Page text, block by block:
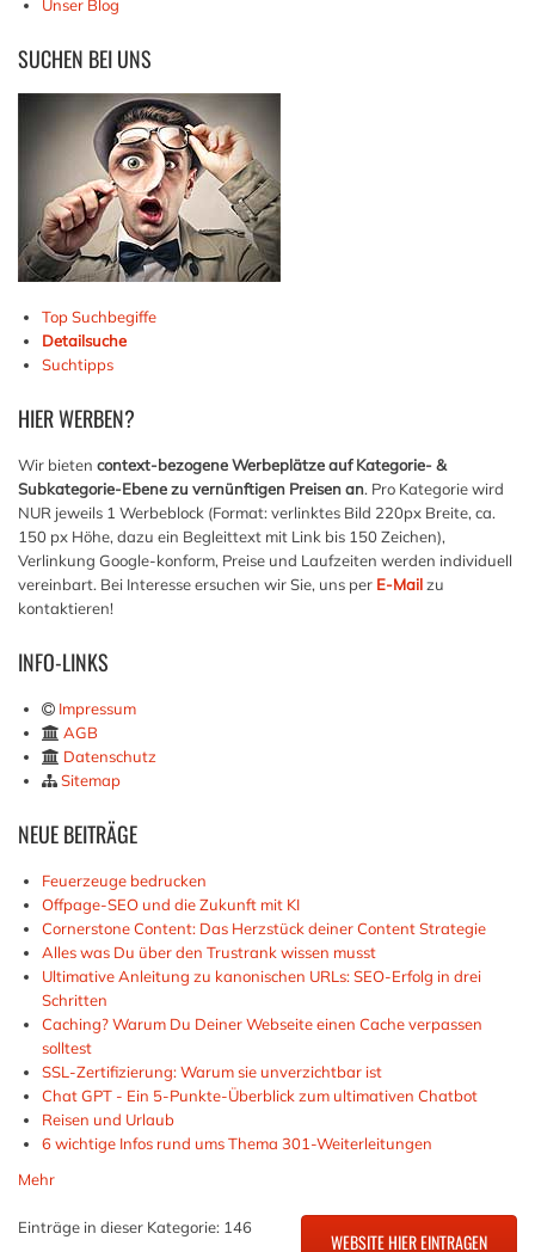
Unser Blog
SUCHEN BEI UNS
Top Suchbegiffe
Detailsuche
Suchtipps
HIERWERBEN?
Wir bieten context-bezogene Werbeplätze auf Kategorie- &
Subkategorie-Ebene zu vernünftigen Preisen an. Pro Kategorie wird
NUR jeweils 1 Werbeblock (Format: verlinktes Bild 220px Breite, ca.
150 px Höhe, dazu ein Begleittext mit Link bis 150 Zeichen),
Verlinkung Google-konform, Preise und Laufzeiten werden individuell
vereinbart. Bei Interesse ersuchen wir Sie, uns per E-Mailzu
kontaktieren!
INFO-LINKS
Impressum
AGB
Datenschutz
Sitemap
NEUEBEITRÄGE
Feuerzeuge bedrucken
Offpage-SEO und die Zukunft mit KI
Cornerstone Content: Das Herzstück deiner Content Strategie
Alles was Du über den Trustrank wissen musst
Ultimative Anleitung zu kanonischen URLs: SEO-Erfolg in drei
Schritten
Caching? Warum Du Deiner Webseite einen Cache verpassen
solltest
SSL-Zertifizierung: Warum sie unverzichtbar ist
Chat GPT - Ein 5-Punkte-Überblick zum ultimativen Chatbot
Reisen und Urlaub
6 wichtige Infos rund ums Thema 301-Weiterleitungen
Mehr
Einträge in dieser Kategorie: 146